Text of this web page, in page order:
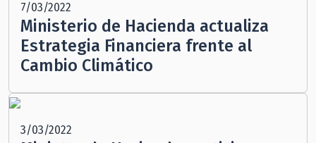
7/03/2022
Ministerio de Hacienda actualiza
Estrategia Financiera frente al
Cambio Climático
3/03/2022